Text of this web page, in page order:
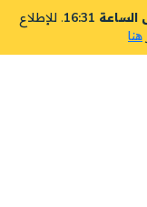
. للإطلاع
هنا